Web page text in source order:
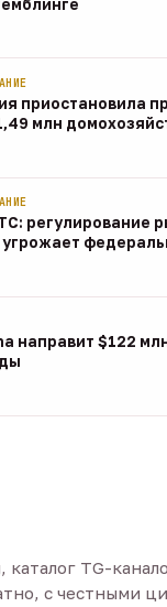
приостановила
млн
регулирование
направит $122
каталог TG-
с честными